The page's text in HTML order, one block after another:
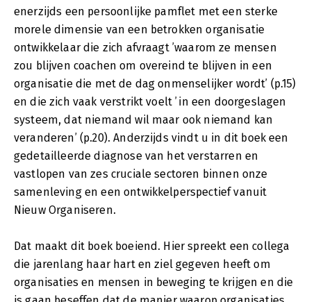
enerzijds een persoonlijke pamflet met een sterke
morele dimensie van een betrokken organisatie
ontwikkelaar die zich afvraagt ’waarom ze mensen
zou blijven coachen om overeind te blijven in een
organisatie die met de dag onmenselijker wordt’ (p.15)
en die zich vaak verstrikt voelt ’in een doorgeslagen
systeem, dat niemand wil maar ook niemand kan
veranderen’ (p.20). Anderzijds vindt u in dit boek een
gedetailleerde diagnose van het verstarren en
vastlopen van zes cruciale sectoren binnen onze
samenleving en een ontwikkelperspectief vanuit
Nieuw Organiseren.
Dat maakt dit boek boeiend. Hier spreekt een collega
die jarenlang haar hart en ziel gegeven heeft om
organisaties en mensen in beweging te krijgen en die